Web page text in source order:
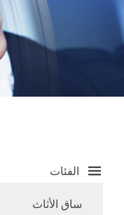
الفئات
ساق الأثاث